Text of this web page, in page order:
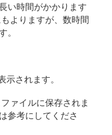
い時間がかかります
よりますが、数時間
。
示されます。
ァイルに保存されま
参考にしてくださ